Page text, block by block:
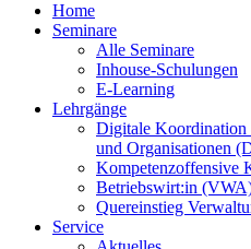
Home
Seminare
Alle Seminare
Inhouse-Schulungen
E-Learning
Lehrgänge
Digitale Koordination
und Organisationen
Kompetenzoffensive
Betriebswirt:in
Quereinstieg
Service